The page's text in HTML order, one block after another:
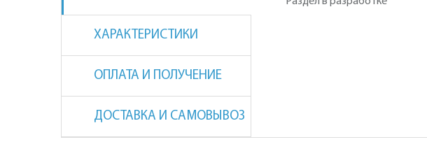
ХАРАКТЕРИСТИКИ
ОПЛАТА И ПОЛУЧЕНИЕ
ДОСТАВКА И САМОВЫВОЗ